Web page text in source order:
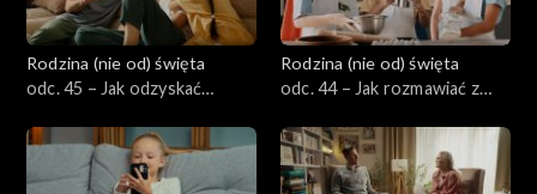
Rodzina (nie od) święta
odc. 45 – Jak odzyskać
internetu, influencerów i
rówieśników?
Rodzina (nie od) święta
odc. 44 – Jak rozmawiać z
ludzi i świata (bez ideologii, z
szacunkiem)?